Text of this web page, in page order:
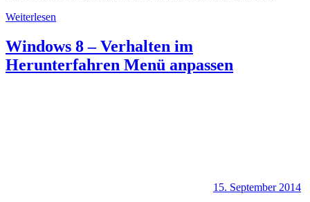
Weiterlesen
Windows 8 – Verhalten im
Herunterfahren Menü anpassen
15. September 2014